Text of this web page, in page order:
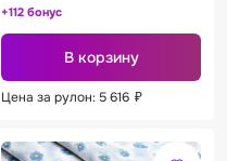
+112 бонус
В корзину
Цена за рулон: 5 616 ₽